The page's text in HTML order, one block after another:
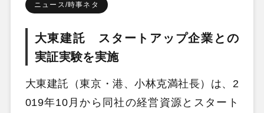
ニュース/時事ネタ
大東建託 スタートアップ企業との
実証実験を実施
大東建託（東京・港、小林克満社長）は、2
019年10月から同社の経営資源とスタート